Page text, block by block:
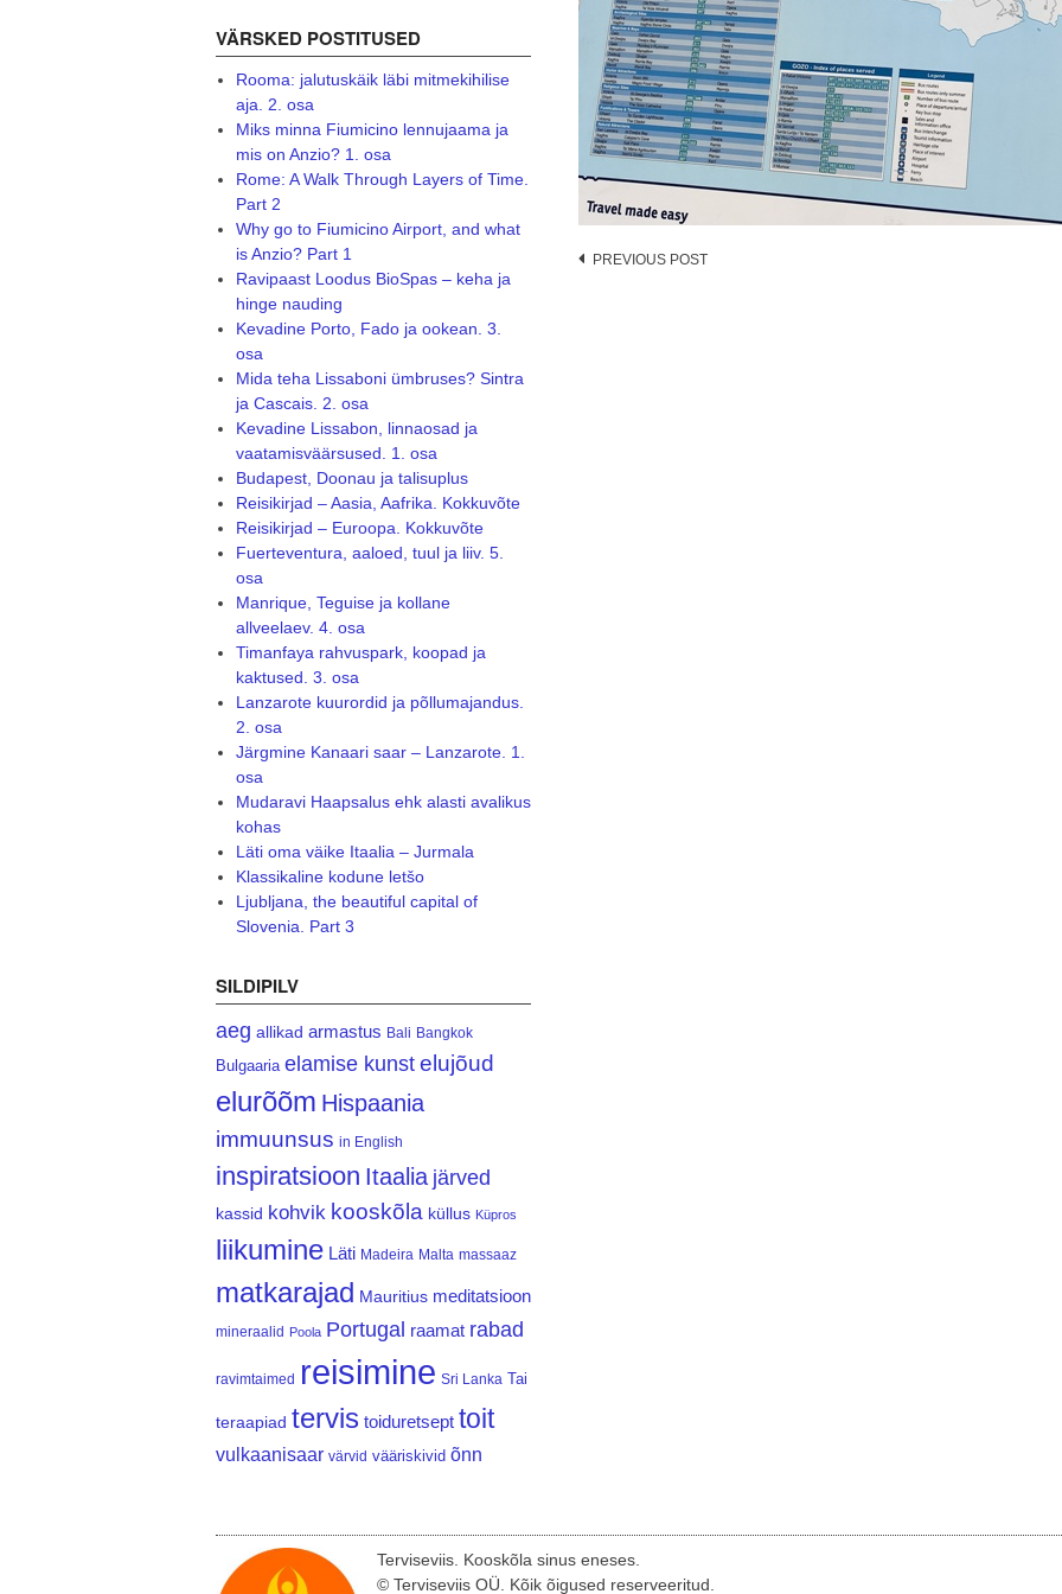
Post
PREVIOUS POST
VÄRSKED POSTITUSED
Rooma: jalutuskäik läbi mitmekihilise
aja. 2. osa
Miks minna Fiumicino lennujaama ja
mis on Anzio? 1. osa
Rome: A Walk Through Layers of Time.
Part 2
Why go to Fiumicino Airport, and what
is Anzio? Part 1
Ravipaast Loodus BioSpas – keha ja
hinge nauding
Kevadine Porto, Fado ja ookean. 3.
osa
Mida teha Lissaboni ümbruses? Sintra
ja Cascais. 2. osa
Kevadine Lissabon, linnaosad ja
vaatamisväärsused. 1. osa
Budapest, Doonau ja talisuplus
Reisikirjad – Aasia, Aafrika. Kokkuvõte
Reisikirjad – Euroopa. Kokkuvõte
Fuerteventura, aaloed, tuul ja liiv. 5.
osa
Manrique, Teguise ja kollane
allveelaev. 4. osa
Timanfaya rahvuspark, koopad ja
kaktused. 3. osa
Lanzarote kuurordid ja põllumajandus.
2. osa
Järgmine Kanaari saar – Lanzarote. 1.
osa
Mudaravi Haapsalus ehk alasti avalikus
kohas
Läti oma väike Itaalia – Jurmala
Klassikaline kodune letšo
Ljubljana, the beautiful capital of
Slovenia. Part 3
SILDIPILV
aeg allikad armastus Bali Bangkok
Bulgaaria elamise kunst elujõud
elurõõm Hispaania
immuunsus in English
inspiratsioon Itaalia järved
kassid kohvik kooskõla küllus Küpros
liikumine Läti Madeira Malta massaaz
matkarajad Mauritius meditatsioon
mineraalid Poola Portugal raamat rabad
ravimtaimed reisimine Sri Lanka Tai
teraapiad tervis toiduretsept toit
vulkaanisaar värvid vääriskivid õnn
Terviseviis. Kooskõla sinus eneses.
© Terviseviis OÜ. Kõik õigused reserveeritud.